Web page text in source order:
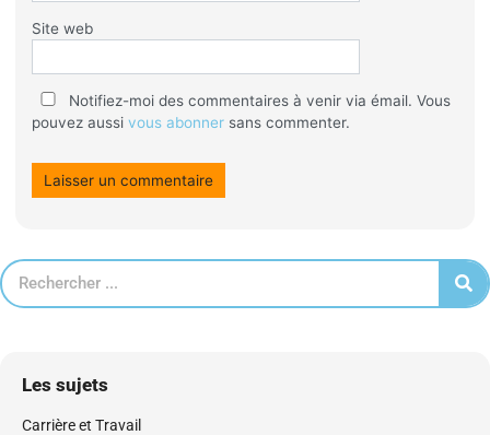
Site web
Notifiez-moi des commentaires à venir via émail. Vous
pouvez aussi vous abonnersans commenter.
Les sujets
Carrière et Travail